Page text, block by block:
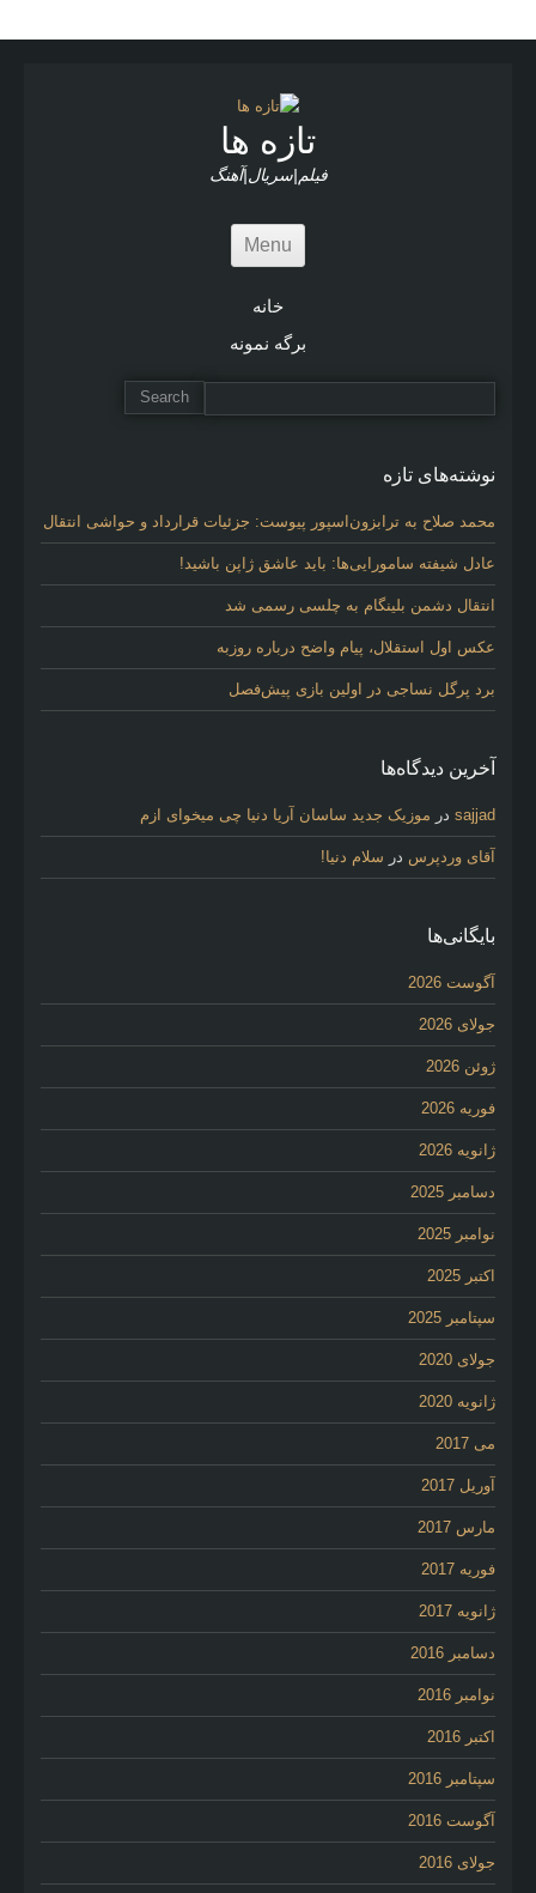
تازه ها
فیلم|سریال|آهنگ
Menu
خانه
برگه نمونه
نوشته‌های تازه
محمد صلاح به ترابزون‌اسپور پیوست: جزئیات قرارداد و حواشی انتقال
عادل شیفته سامورایی‌ها: باید عاشق ژاپن باشید!
انتقال دشمن بلینگام به چلسی رسمی شد
عکس اول استقلال، پیام واضح درباره روزبه
برد پرگل نساجی در اولین بازی پیش‌فصل
آخرین دیدگاه‌ها
sajjad در موزیک جدید ساسان آریا دنیا چی میخوای ازم
آقای وردپرس در سلام دنیا!
بایگانی‌ها
آگوست 2026
جولای 2026
ژوئن 2026
فوریه 2026
ژانویه 2026
دسامبر 2025
نوامبر 2025
اکتبر 2025
سپتامبر 2025
جولای 2020
ژانویه 2020
می 2017
آوریل 2017
مارس 2017
فوریه 2017
ژانویه 2017
دسامبر 2016
نوامبر 2016
اکتبر 2016
سپتامبر 2016
آگوست 2016
جولای 2016